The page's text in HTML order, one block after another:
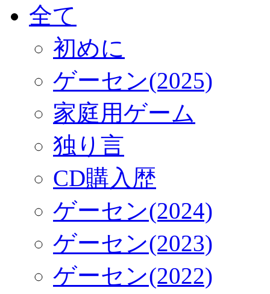
全て
初めに
ゲーセン(2025)
家庭用ゲーム
独り言
CD購入歴
ゲーセン(2024)
ゲーセン(2023)
ゲーセン(2022)